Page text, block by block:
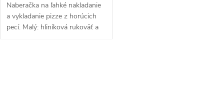
Naberačka na ľahké nakladanie
a vykladanie pizze z horúcich
pecí. Malý: hliníková rukoväť a
vrch 23 x 15 cm. Stredné a